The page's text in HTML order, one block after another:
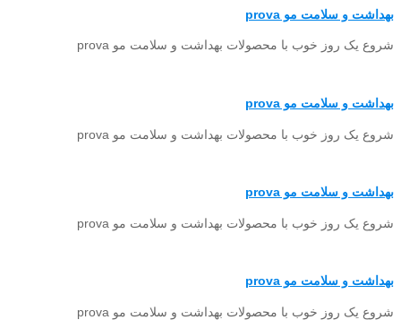
بهداشت و سلامت مو prova
شروع یک روز خوب با محصولات بهداشت و سلامت مو prova
بهداشت و سلامت مو prova
شروع یک روز خوب با محصولات بهداشت و سلامت مو prova
بهداشت و سلامت مو prova
شروع یک روز خوب با محصولات بهداشت و سلامت مو prova
بهداشت و سلامت مو prova
شروع یک روز خوب با محصولات بهداشت و سلامت مو prova